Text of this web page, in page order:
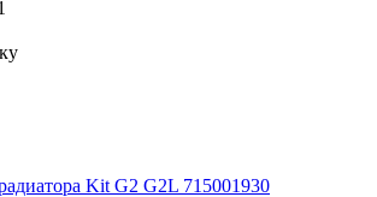
Kit G2 G2L 715001930